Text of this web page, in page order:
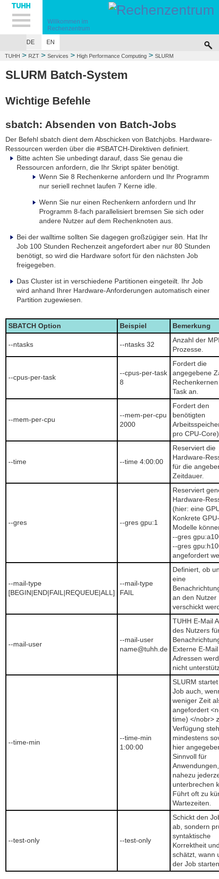
Hauptnavigation
Unternavigation
Inhalt
Suche
Willkommen im
Rechenzentrum
DE
EN
TUHH > RZT > Services > High Performance Computing > SLURM
SLURM Batch-System
Wichtige Befehle
sbatch: Absenden von Batch-Jobs
Der Befehlsbatch dient dem Abschicken von Batchjobs. Hardware-
Ressourcen werden über die#SBATCH-Direktiven definiert.
Bitte achten Sie unbedingt darauf, dass Sie genau die
Ressourcen anfordern, die Ihr Skript später benötigt.
Wenn Sie 8 Rechenkerne anfordern und Ihr Programm
nur seriell rechnet laufen 7 Kerne idle.
Wenn Sie nur einen Rechenkern anfordern und Ihr
Programm 8-fach parallelisiert bremsen Sie sich oder
andere Nutzer auf dem Rechenknoten aus.
Bei derwalltime sollten Sie dagegen großzügiger sein. Hat Ihr
Job 100 Stunden Rechenzeit angefordert aber nur 80 Stunden
benötigt, so wird die Hardware sofort für den nächsten Job
freigegeben.
Das Cluster ist in verschiedene Partitionen eingeteilt. Ihr Job
wird anhand Ihrer Hardware-Anforderungen automatisch einer
Partition zugewiesen.
SBATCH Option Beispiel Bemerkung
--ntasks --ntasks 32
Anzahl der
Prozesse.
--cpus-per-task
--cpus-per-task
8
Fordert die
angegebene
Task an.
--mem-per-cpu
--mem-per-cpu
2000
Fordert den
benötigten
pro CPU-
--time --time 4:00:00
Reserviert die
Hardware-
für die
Zeitdauer.
--gres --gres gpu:1
Reserviert
Hardware-
(hier: eine
Konkrete
Modelle
--gres
--gres
angefordert
--mail-type
[BEGIN|END|FAIL|REQUEUE|ALL]
--mail-type
FAIL
Definiert, ob
eine
an den Nutzer
verschickt
--mail-user
--mail-user
name@tuhh.de
TUHH E-Mail
des Nutzers
Externe E-Mail
Adressen
nicht
--time-min
--time-min
1:00:00
SLURM
Job auch,
weniger Zeit
angefordert
time) </nobr>
Verfügung
mindestens
hier
Sinnvoll für
nahezu
unterbrechen
Führt oft zu
Wartezeiten.
--test-only --test-only
Schickt den
ab, sondern
syntaktische
Korrektheit
schätzt, wann
der Job